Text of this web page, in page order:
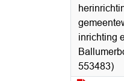
inrichting
553483)